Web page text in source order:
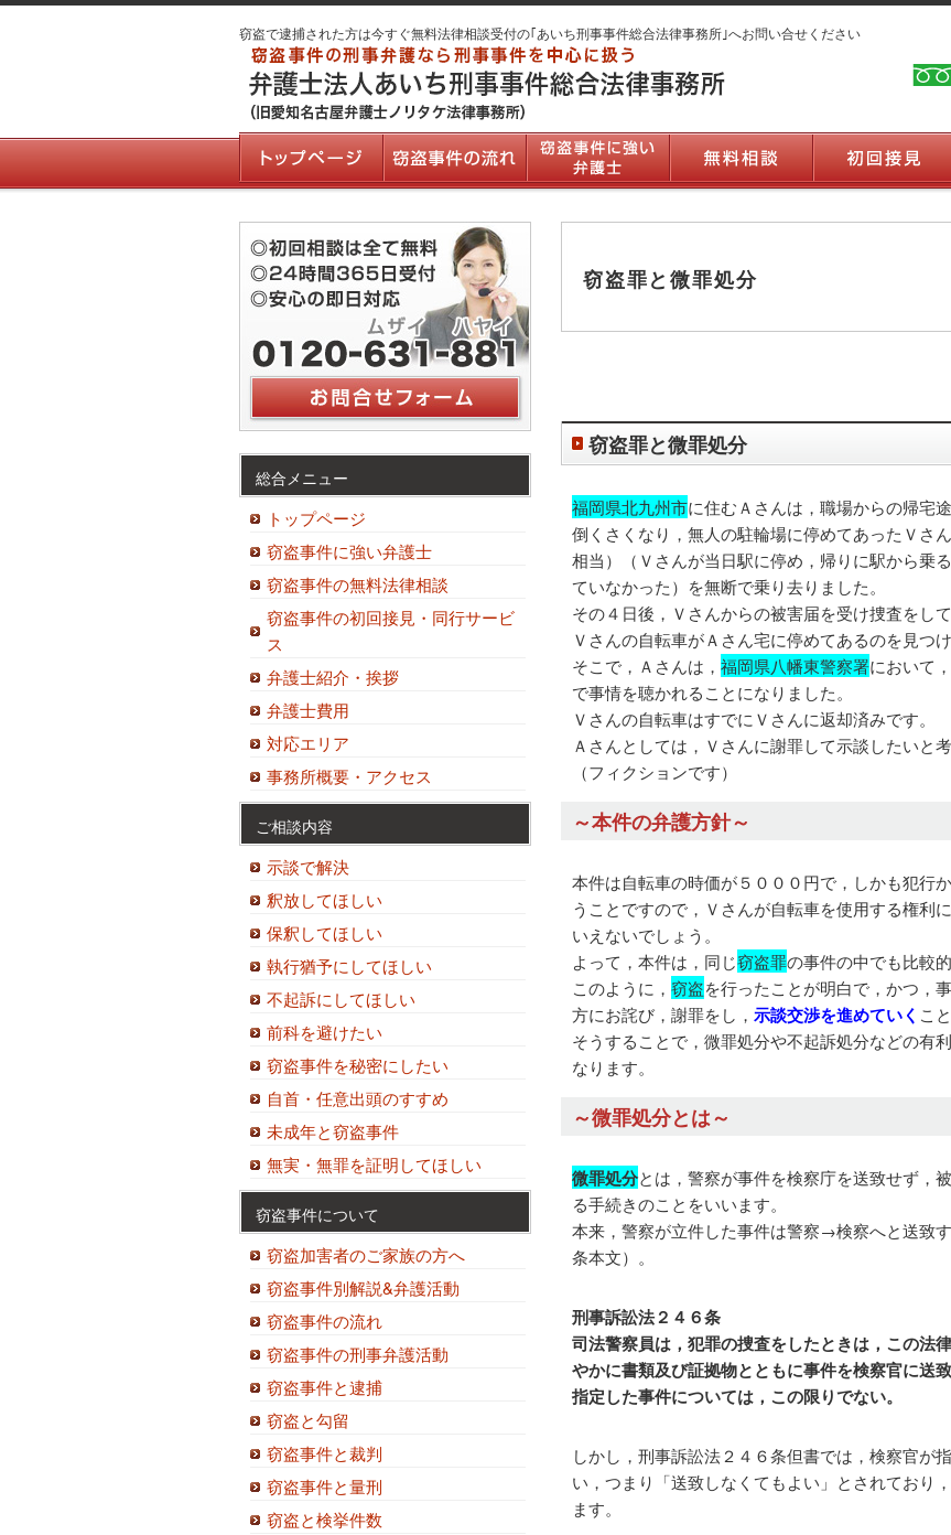
窃盗で逮捕された方は今すぐ無料法律相談受付の｢あいち刑事事件総合法律事務所｣へお問い合せください
窃盗罪と微罪処分
窃盗罪と微罪処分
福岡県北九州市に住むＡさんは，職場からの帰宅
倒くさくなり，無人の駐輪場に停めてあったＶさ
相当）（Ｖさんが当日駅に停め，帰りに駅から乗
ていなかった）を無断で乗り去りました。
その４日後，Ｖさんからの被害届を受け捜査をし
Ｖさんの自転車がＡさん宅に停めてあるのを見つけ
そこで，Ａさんは， 福岡県八幡東警察署において
で事情を聴かれることになりました。
Ｖさんの自転車はすでにＶさんに返却済みです。
Ａさんとしては，Ｖさんに謝罪して示談したいと考
（フィクションです）
～本件の弁護方針～
本件は自転車の時価が５０００円で，しかも犯行
うことですので，Ｖさんが自転車を使用する権利
いえないでしょう。
よって，本件は，同じ窃盗罪の事件の中でも比較
このように， 窃盗を行ったことが明白で，かつ，
方にお詫び，謝罪をし， 示談交渉を進めていく こ
そうすることで，微罪処分や不起訴処分などの有
なります。
～微罪処分とは～
微罪処分とは，警察が事件を検察庁を送致せず，
る手続きのことをいいます。
本来，警察が立件した事件は警察→検察へと送致
条本文）。
刑事訴訟法２４６条
司法警察員は，犯罪の捜査をしたときは，この法
やかに書類及び証拠物とともに事件を検察官に送
指定した事件については，この限りでない。
しかし，刑事訴訟法２４６条但書では，検察官が
い，つまり「送致しなくてもよい」とされており
ます。
総合メニュー
トップページ
窃盗事件に強い弁護士
窃盗事件の無料法律相談
窃盗事件の初回接見・同行サービ
ス
弁護士紹介・挨拶
弁護士費用
対応エリア
事務所概要・アクセス
ご相談内容
示談で解決
釈放してほしい
保釈してほしい
執行猶予にしてほしい
不起訴にしてほしい
前科を避けたい
窃盗事件を秘密にしたい
自首・任意出頭のすすめ
未成年と窃盗事件
無実・無罪を証明してほしい
窃盗事件について
窃盗加害者のご家族の方へ
窃盗事件別解説&弁護活動
窃盗事件の流れ
窃盗事件の刑事弁護活動
窃盗事件と逮捕
窃盗と勾留
窃盗事件と裁判
窃盗事件と量刑
窃盗と検挙件数